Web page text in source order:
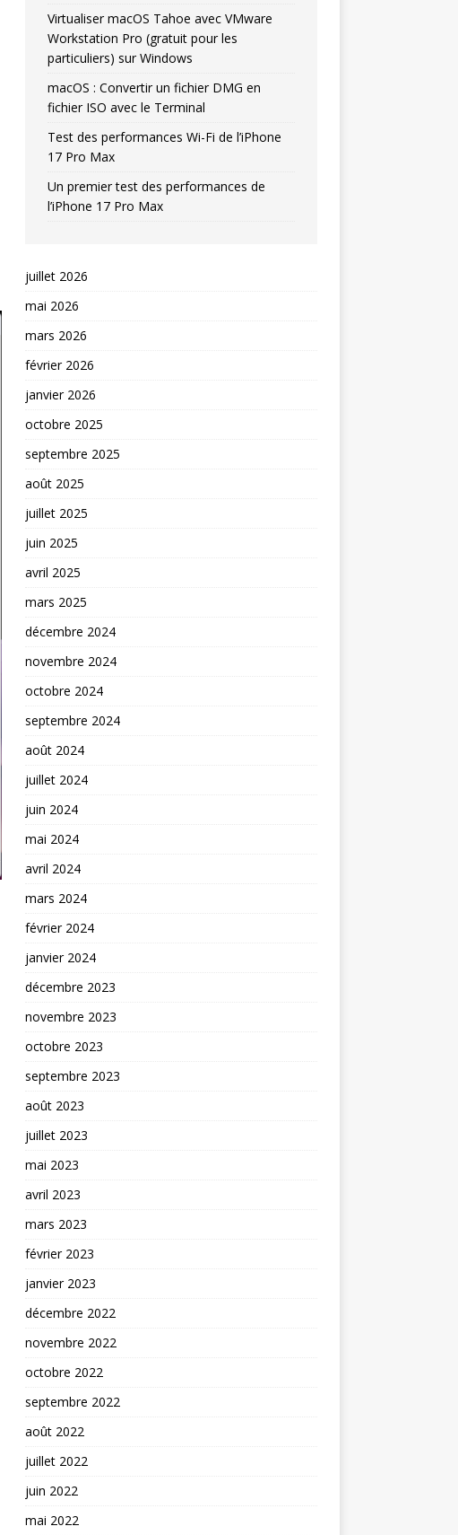
Virtualiser macOS Tahoe avec VMware
Workstation Pro (gratuit pour les
particuliers) sur Windows
macOS : Convertir un fichier DMG en
fichier ISO avec le Terminal
Test des performances Wi-Fi de l’iPhone
17 Pro Max
Un premier test des performances de
l’iPhone 17 Pro Max
juillet 2026
mai 2026
mars 2026
février 2026
janvier 2026
octobre 2025
septembre 2025
août 2025
juillet 2025
juin 2025
avril 2025
mars 2025
décembre 2024
novembre 2024
octobre 2024
septembre 2024
août 2024
juillet 2024
juin 2024
mai 2024
avril 2024
mars 2024
février 2024
janvier 2024
décembre 2023
novembre 2023
octobre 2023
septembre 2023
août 2023
juillet 2023
mai 2023
avril 2023
mars 2023
février 2023
janvier 2023
décembre 2022
novembre 2022
octobre 2022
septembre 2022
août 2022
juillet 2022
juin 2022
mai 2022